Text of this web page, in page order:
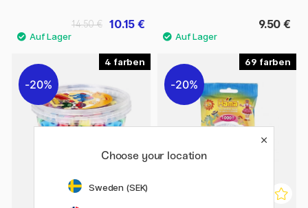
10.15 €
14.50 € 9.50 €
4
20%
69
20%
Choose your location
Sweden (SEK)